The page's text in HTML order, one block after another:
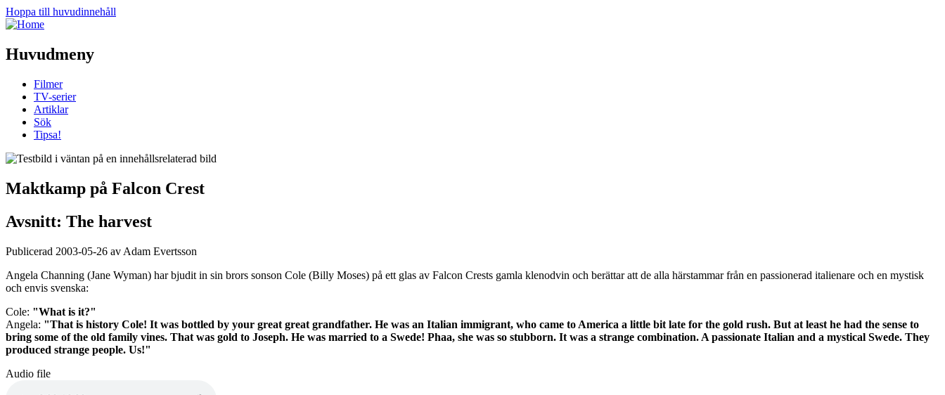
Hoppa till huvudinnehåll
Huvudmeny
Filmer
TV-serier
Artiklar
Sök
Tipsa!
Maktkamp på Falcon Crest
Avsnitt: The harvest
Publicerad 2003-05-26 av Adam Evertsson
Angela Channing (Jane Wyman) har bjudit in sin brors sonson Cole (Billy Moses) på ett glas av Falcon Crests gamla klenodvin och berättar att de alla härstammar från en passionerad italienare och en mystisk
och envis svenska:
Cole: "What is it?"
Angela: "That is history Cole! It was bottled by your great great grandfather. He was an Italian immigrant, who came to America a little bit late for the gold rush. But at least he had the sense to
bring some of the old family vines. That was gold to Joseph. He was married to a Swede! Phaa, she was so stubborn. It was a strange combination. A passionate Italian and a mystical Swede. They
produced strange people. Us!"
Audio file